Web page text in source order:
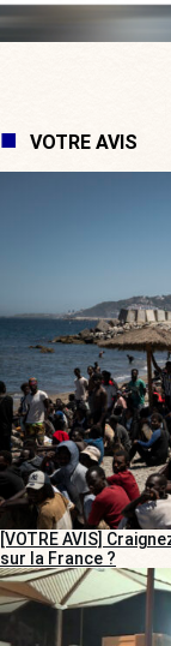
VOTRE AVIS
[VOTRE AVIS]
sur la France ?